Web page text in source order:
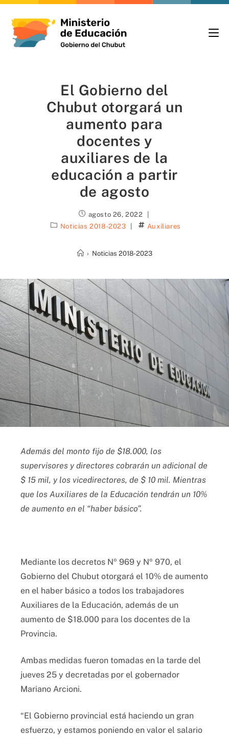
El Gobierno del
Chubut otorgará un
aumento para
docentes y
auxiliares de la
educación a partir
de agosto
agosto 26, 2022
Noticias 2018-2023
Auxiliares
› Noticias 2018-2023
Además del monto fijo de $18.000, los
supervisores y directores cobrarán un adicional de
$ 15 mil, y los vicedirectores, de $ 10 mil. Mientras
que los Auxiliares de la Educación tendrán un 10%
de aumento en el “haber básico”.
Mediante los decretos Nº 969 y Nº 970, el
Gobierno del Chubut otorgará el 10% de aumento
en el haber básico a todos los trabajadores
Auxiliares de la Educación, además de un
aumento de $18.000 para los docentes de la
Provincia.
Ambas medidas fueron tomadas en la tarde del
jueves 25 y decretadas por el gobernador
Mariano Arcioni.
“El Gobierno provincial está haciendo un gran
esfuerzo, y estamos poniendo en valor el salario